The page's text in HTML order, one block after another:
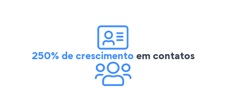
250% de crescimentoem contatos